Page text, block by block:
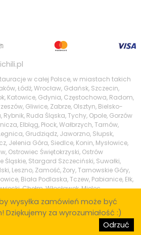
w całej Polsce, w miastach takich
Łódź, Wrocław, Gdańsk, Szczecin,
Katowice, Gdynia, Częstochowa, Radom,
Gliwice, Zabrze, Olsztyn, Bielsko-
Rybnik, Ruda Śląska, Tychy, Opole, Gorzów
Elbląg, Płock, Wałbrzych, Tarnów,
Grudziądz, Jaworzno, Słupsk,
Jelenia Góra, Siedlce, Konin, Mysłowice,
Ostrowiec Świętokrzyski, Ostrów
Stargard Szczeciński, Suwałki,
Leszno, Zamość, Żory, Tarnowskie Góry,
Biała Podlaska, Tczew, Pabianice, Ełk,
Chełm, Włocławek, Mielec,
Koźle, Piaseczno, Zgierz, Wodzisław
Legionowo, Nowy Targ, Puławy,
Ozorków, Sopot, Wejherowo, Bolesławiec,
Piastów, Śrem, Knurow, Staszów, Skarżysko-
wysyłka zamówień może być
za wyrozumiałość :)
Odrzuć